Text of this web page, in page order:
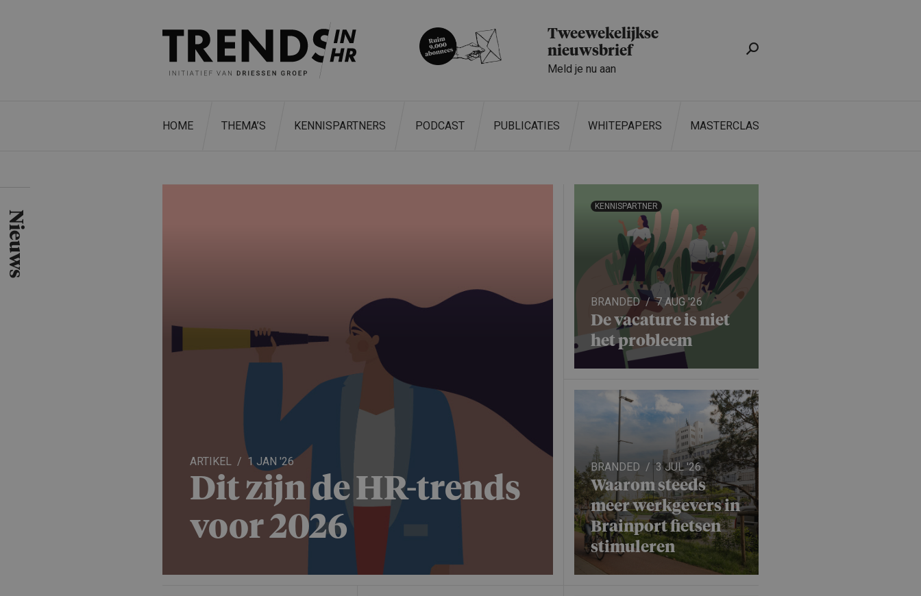
Tweewekelijkse
nieuwsbrief
Meld je nu aan
HOME THEMA’S KENNISPARTNERS PODCAST PUBLICATIES WHITEPAPERS MASTERCLASS
ZOEKEN
Nieuws
ARTIKEL 1 JAN '26
Dit zijn de HR-trends
voor 2026
BRANDED 7 AUG '26
De vacature is niet
het probleem
KENNISPARTNER
BRANDED 3 JUL '26
Waarom steeds
meer werkgevers in
Brainport fietsen
stimuleren